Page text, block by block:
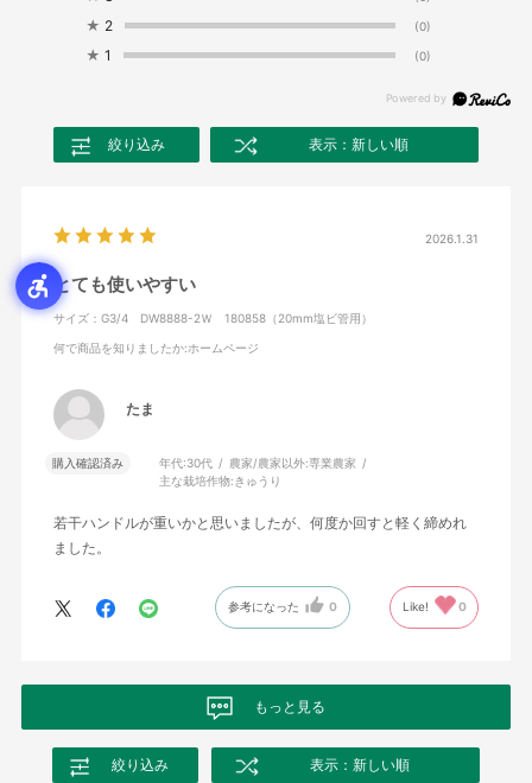
★ 2 (0)
★ 1 (0)
絞り込み 表示：新しい順
2026.1.31
とても使いやすい
サイズ：G3/4 DW8888-2Ｗ 180858（20mm塩ビ管用）
何で商品を知りましたか:ホームページ
たま
購入確認済み 年代:30代 農家/農家以外:専業農家
主な栽培作物: きゅうり
若干ハンドルが重いかと思いましたが、何度か回すと軽く締めれ
ました。
参考になった 0 Like! 0
もっと見る
絞り込み 表示：新しい順